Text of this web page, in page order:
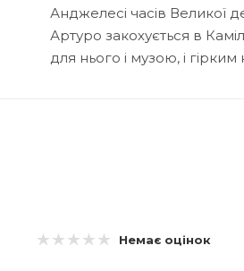
Анджелесі часів Великої
Артуро закохується в
для нього і музою, і
Немає оцінок